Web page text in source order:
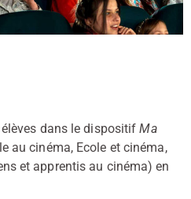
dans le dispositifMa
au cinéma, Ecole et cinéma,
et apprentis au cinéma) en